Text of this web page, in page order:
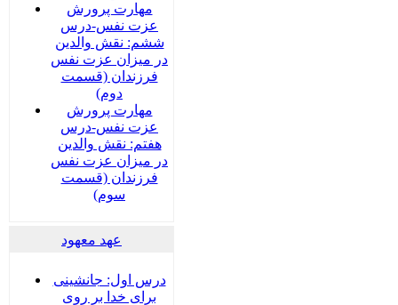
مهارت پرورش
عزت نفس-درس
ششم: نقش والدین
در میزان عزت نفس
فرزندان (قسمت
دوم)
مهارت پرورش
عزت نفس-درس
هفتم: نقش والدین
در میزان عزت نفس
فرزندان (قسمت
سوم)
عهد معهود
درس اول: جانشینی
برای خدا بر روی